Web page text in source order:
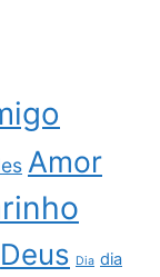
Amor
Deus Dia dia